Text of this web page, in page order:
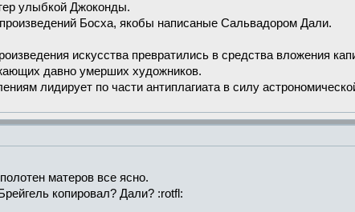
улыбкой Джоконды.
Босха, якобы написаные Сальвадором Дали.
искусства превратились в средства вложения
давно умерших художников.
лидирует по части антиплагиата в силу
матеров все ясно.
копировал? Дали? :rotfl: